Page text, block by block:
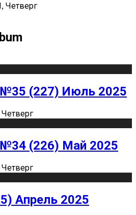
Четверг
(227) Июль 2025
(226) Май 2025
Апрель 2025